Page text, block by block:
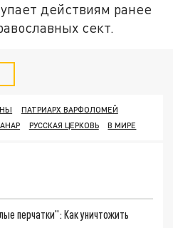
действиям ранее
сект.
ПАТРИАРХ ВАРФОЛОМЕЙ
РУССКАЯ ЦЕРКОВЬ В МИРЕ
перчатки": Как уничтожить